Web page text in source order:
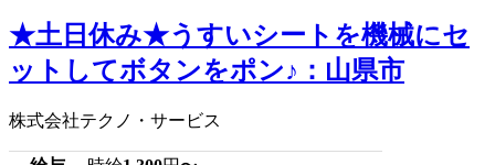
★土日休み★うすいシートを機械にセ
ットしてボタンをポン♪：山県市
株式会社テクノ・サービス